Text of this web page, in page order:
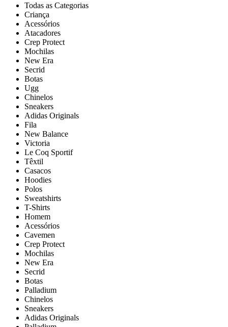
Todas as Categorias
Criança
Acessórios
Atacadores
Crep Protect
Mochilas
New Era
Secrid
Botas
Ugg
Chinelos
Sneakers
Adidas Originals
Fila
New Balance
Victoria
Le Coq Sportif
Têxtil
Casacos
Hoodies
Polos
Sweatshirts
T-Shirts
Homem
Acessórios
Cavemen
Crep Protect
Mochilas
New Era
Secrid
Botas
Palladium
Chinelos
Sneakers
Adidas Originals